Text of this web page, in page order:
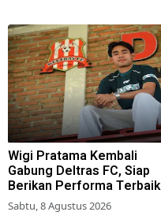
Wigi Pratama Kembali
Gabung Deltras FC, Siap
Berikan Performa Terbaik
Sabtu, 8 Agustus 2026